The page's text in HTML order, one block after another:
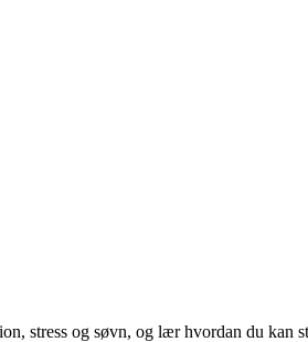
stress og søvn, og lær hvordan du kan